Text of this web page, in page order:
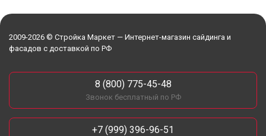
2009-2026 © Стройка Маркет — Интернет-магазин сайдинга и
фасадов с доставкой по РФ
8 (800) 775-45-48
Звонок бесплатный по РФ
+7 (999) 396-96-51